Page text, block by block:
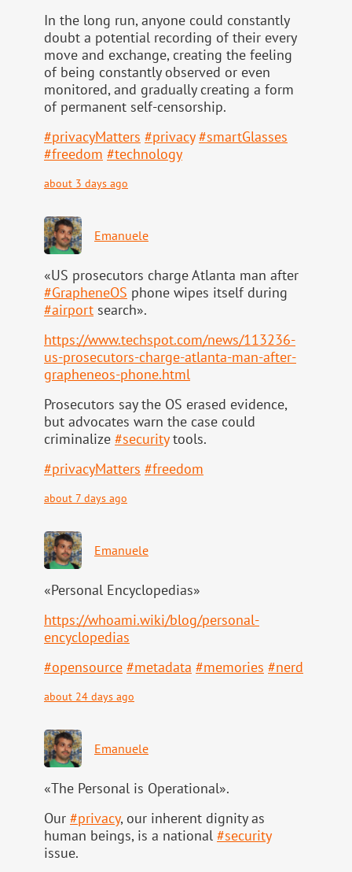
In the long run, anyone could constantly
doubt a potential recording of their every
move and exchange, creating the feeling
of being constantly observed or even
monitored, and gradually creating a form
of permanent self-censorship.
#privacyMatters #privacy #smartGlasses
#freedom #technology
about 3 days ago
Emanuele
«US prosecutors charge Atlanta man after
#GrapheneOS phone wipes itself during
#airport search».
https://www.techspot.com/news/113236-
us-prosecutors-charge-atlanta-man-after-
grapheneos-phone.html
Prosecutors say the OS erased evidence,
but advocates warn the case could
criminalize #securitytools.
#privacyMatters #freedom
about 7 days ago
Emanuele
«Personal Encyclopedias»
https://whoami.wiki/blog/personal-
encyclopedias
#opensource #metadata #memories #nerd
about 24 days ago
Emanuele
«The Personal is Operational».
Our #privacy, our inherent dignity as
human beings, is a national #security
issue.